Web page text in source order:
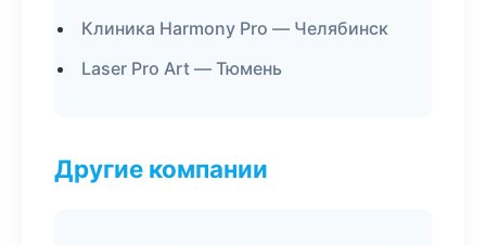
Клиника Harmony Pro — Челябинск
Laser Pro Art — Тюмень
Другие компании